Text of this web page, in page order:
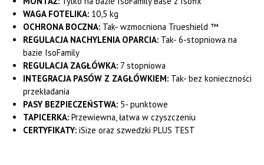
WAGA FOTELIKA:10,5 kg
OCHRONA BOCZNA:Tak- wzmocniona Trueshield ™
REGULACJA NACHYLENIA OPARCIA:Tak- 6-stopniowa na
bazie IsoFamily
REGULACJA ZAGŁÓWKA:7 stopniowa
INTEGRACJA PASÓW Z ZAGŁÓWKIEM:Tak- bez konieczności
przekładania
PASY BEZPIECZEŃSTWA:5- punktowe
TAPICERKA:Przewiewna, łatwa w czyszczeniu
CERTYFIKATY:iSize oraz szwedzki PLUS TEST